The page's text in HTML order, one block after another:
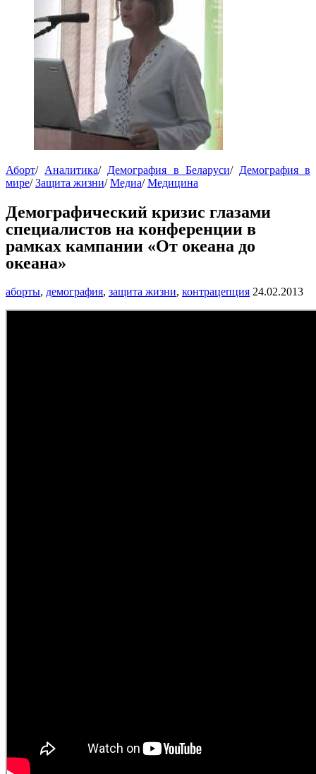
Аборт/ Аналитика/ Демография в Беларуси/ Демография в
мире/Защита жизни/Медиа/Медицина
Демографический кризис глазами
специалистов на конференции в
рамках кампании «От океана до
океана»
аборты, демография, защита жизни, контрацепция 24.02.2013